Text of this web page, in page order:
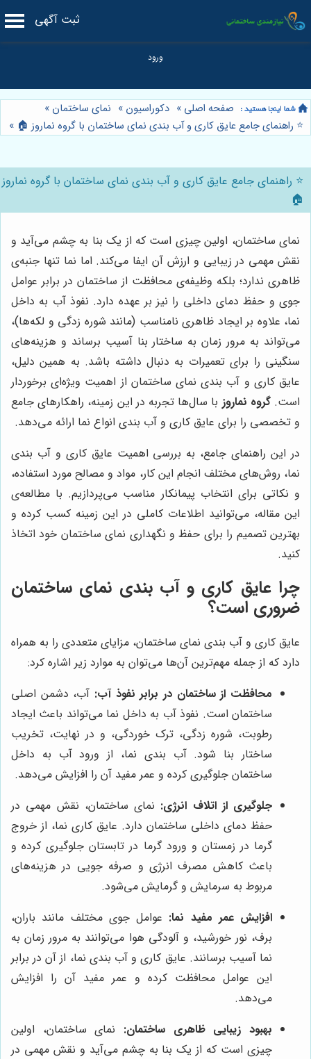
ثبت آگهی
صفحه اصلی » دکوراسیون » نمای ساختمان »
⭐️ راهنمای جامع عایق کاری و آب بندی نمای ساختمان با گروه نماروز 🏠 »
⭐️ راهنمای جامع عایق کاری و آب بندی نمای ساختمان با گروه نماروز
🏠
نمای ساختمان، اولین چیزی است که از یک بنا به چشم می‌آید و
نقش مهمی در زیبایی و ارزش آن ایفا می‌کند. اما نما تنها جنبه‌ی
ظاهری ندارد؛ بلکه وظیفه‌ی محافظت از ساختمان در برابر عوامل
جوی و حفظ دمای داخلی را نیز بر عهده دارد. نفوذ آب به داخل
نما، علاوه بر ایجاد ظاهری نامناسب (مانند شوره زدگی و لکه‌ها)،
می‌تواند به مرور زمان به ساختار بنا آسیب برساند و هزینه‌های
سنگینی را برای تعمیرات به دنبال داشته باشد. به همین دلیل،
عایق کاری و آب بندی نمای ساختمان از اهمیت ویژه‌ای برخوردار
است.گروه نماروز با سال‌ها تجربه در این زمینه، راهکارهای جامع
و تخصصی را برای عایق کاری و آب بندی انواع نما ارائه می‌دهد.
در این راهنمای جامع، به بررسی اهمیت عایق کاری و آب بندی
نما، روش‌های مختلف انجام این کار، مواد و مصالح مورد استفاده،
و نکاتی برای انتخاب پیمانکار مناسب می‌پردازیم. با مطالعه‌ی
این مقاله، می‌توانید اطلاعات کاملی در این زمینه کسب کرده و
بهترین تصمیم را برای حفظ و نگهداری نمای ساختمان خود اتخاذ
کنید.
چرا عایق کاری و آب بندی نمای ساختمان
ضروری است؟
عایق کاری و آب بندی نمای ساختمان، مزایای متعددی را به همراه
دارد که از جمله مهم‌ترین آن‌ها می‌توان به موارد زیر اشاره کرد:
محافظت از ساختمان در برابر نفوذ آب: آب، دشمن اصلی
ساختمان است. نفوذ آب به داخل نما می‌تواند باعث ایجاد
رطوبت، شوره زدگی، ترک خوردگی، و در نهایت، تخریب
ساختار بنا شود. آب بندی نما، از ورود آب به داخل
ساختمان جلوگیری کرده و عمر مفید آن را افزایش می‌دهد.
جلوگیری از اتلاف انرژی: نمای ساختمان، نقش مهمی در
حفظ دمای داخلی ساختمان دارد. عایق کاری نما، از خروج
گرما در زمستان و ورود گرما در تابستان جلوگیری کرده و
باعث کاهش مصرف انرژی و صرفه جویی در هزینه‌های
مربوط به سرمایش و گرمایش می‌شود.
افزایش عمر مفید نما: عوامل جوی مختلف مانند باران،
برف، نور خورشید، و آلودگی هوا می‌توانند به مرور زمان به
نما آسیب برسانند. عایق کاری و آب بندی نما، از آن در برابر
این عوامل محافظت کرده و عمر مفید آن را افزایش
می‌دهد.
بهبود زیبایی ظاهری ساختمان: نمای ساختمان، اولین
چیزی است که از یک بنا به چشم می‌آید و نقش مهمی در